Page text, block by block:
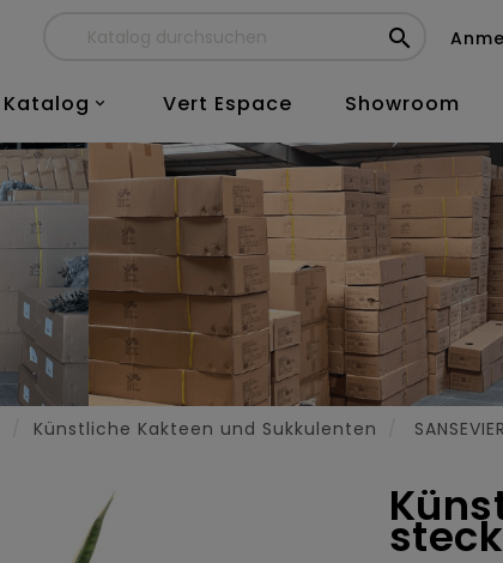


Katalog Vert Espace Showroom
Künstliche Kakteen und Sukkulenten